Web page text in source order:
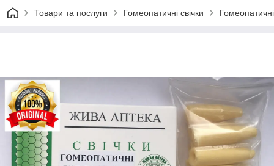
Товари та послуги Гомеопатичні свічки